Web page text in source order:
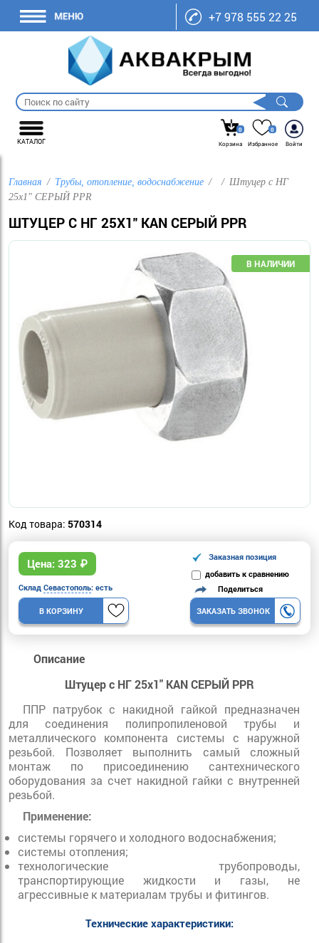
+7 978 555 22 25
КАТАЛОГ
0
Корзина
0
Избранное
Войти
Главная Трубы, отопление, водоснабжение
Штуцер с НГ
25х1" СЕРЫЙ PPR
ШТУЦЕР С НГ 25Х1" KAN СЕРЫЙ PPR
Код товара: 570314
Цена: 323 ₽
Заказная позиция
добавить к сравнению
Склад Севастополь: есть
В КОРЗИНУ
Поделиться
ЗАКАЗАТЬ ЗВОНОК
Описание
Штуцер с НГ 25х1" KAN СЕРЫЙ PPR
ППР патрубок с накидной гайкой предназначен
для соединения полипропиленовой трубы и
металлического компонента системы с наружной
резьбой. Позволяет выполнить самый сложный
монтаж по присоединению сантехнического
оборудования за счет накидной гайки с внутренней
резьбой.
Применение:
системы горячего и холодного водоснабжения;
системы отопления;
технологические трубопроводы,
транспортирующие жидкости и газы, не
агрессивные к материалам трубы и фитингов.
Технические характеристики: